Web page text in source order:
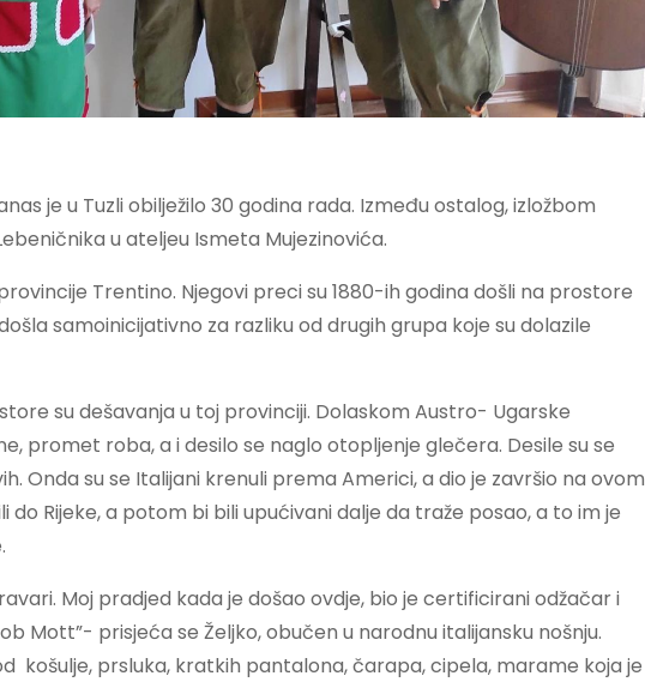
je u Tuzli obilježilo 30 godina rada. Između ostalog, izložbom
u ateljeu Ismeta Mujezinovića.
Trentino. Njegovi preci su 1880-ih godina došli na prostore
samoinicijativno za razliku od drugih grupa koje su dolazile
su dešavanja u toj provinciji. Dolaskom Austro- Ugarske
promet roba, a i desilo se naglo otopljenje glečera. Desile su se
Onda su se Italijani krenuli prema Americi, a dio je završio na ovom
Rijeke, a potom bi bili upućivani dalje da traže posao, a to im je
Moj pradjed kada je došao ovdje, bio je certificirani odžačar i
Mott”- prisjeća se Željko, obučen u narodnu italijansku nošnju.
košulje, prsluka, kratkih pantalona, čarapa, cipela, marame koja je